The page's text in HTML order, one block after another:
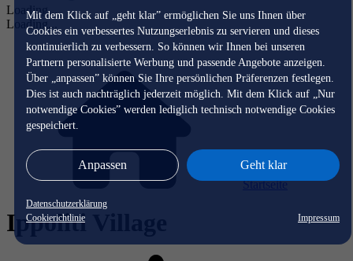
Mit dem Klick auf „geht klar” ermöglichen Sie uns Ihnen über
Cookies ein verbessertes Nutzungserlebnis zu servieren und dieses
kontinuierlich zu verbessern. So können wir Ihnen bei unseren
Partnern personalisierte Werbung und passende Angebote anzeigen.
Über „anpassen” können Sie Ihre persönlichen Präferenzen festlegen.
Dies ist auch nachträglich jederzeit möglich. Mit dem Klick auf „Nur
notwendige Cookies” werden lediglich technisch notwendige Cookies
gespeichert.
Anpassen Geht klar
Datenschutzerklärung
Cookierichtlinie
Impressum
Loading...
Loading...
Startseite
Ippoliti Village